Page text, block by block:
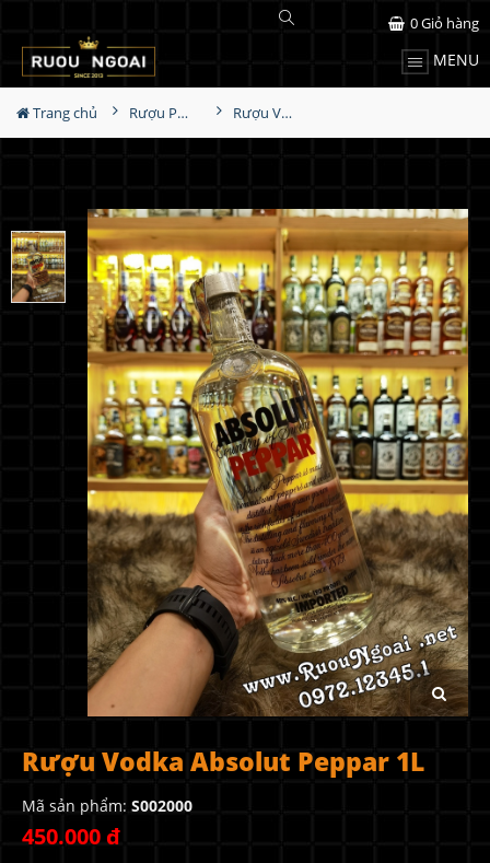
MENU
0Giỏ hàng
Trang chủ Rượu Pha Chế Rượu Vodka Absolut Peppar 1L
Rượu Vodka Absolut Peppar 1L
Mã sản phẩm: S002000
450.000 đ